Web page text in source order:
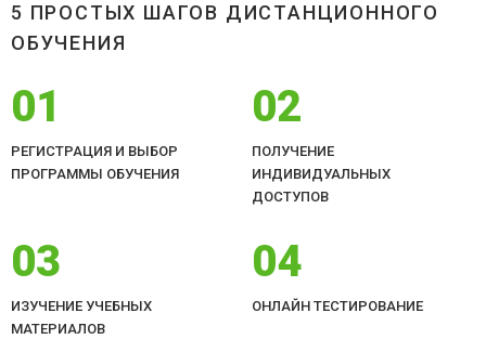
5 ПРОСТЫХ ШАГОВ ДИСТАНЦИОННОГО
ОБУЧЕНИЯ
01
РЕГИСТРАЦИЯ И ВЫБОР
ПРОГРАММЫ ОБУЧЕНИЯ
02
ПОЛУЧЕНИЕ
ИНДИВИДУАЛЬНЫХ
ДОСТУПОВ
03
ИЗУЧЕНИЕ УЧЕБНЫХ
МАТЕРИАЛОВ
04
ОНЛАЙН ТЕСТИРОВАНИЕ